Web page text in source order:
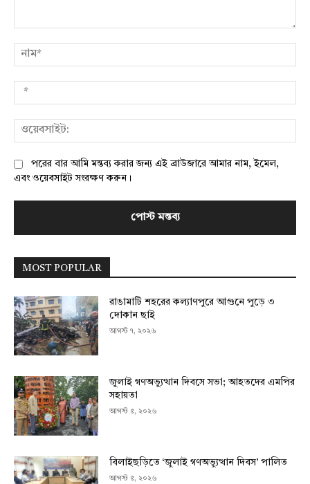
পরের বার আমি মন্তব্য করার জন্য এই ব্রাউজারে আমার নাম, ইমেল,
এবং ওয়েবসাইট সংরক্ষণ করুন।
MOST POPULAR
রাঙামাটি শহরের কল্যাণপুরে আগুনে পুড়ে ৩
দোকান ছাই
আগস্ট ৭, ২০২৬
জুলাই গণঅভ্যুত্থান দিবসে সভা; আহতদের এমপির
সহায়তা
আগস্ট ৫, ২০২৬
বিলাইছড়িতে ‘জুলাই গণঅভ্যুত্থান দিবস’ পালিত
আগস্ট ৫, ২০২৬